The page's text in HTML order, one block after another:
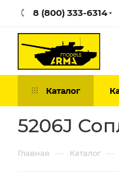
8 (800) 333-6314
Каталог
5206J
Главная — Каталог —